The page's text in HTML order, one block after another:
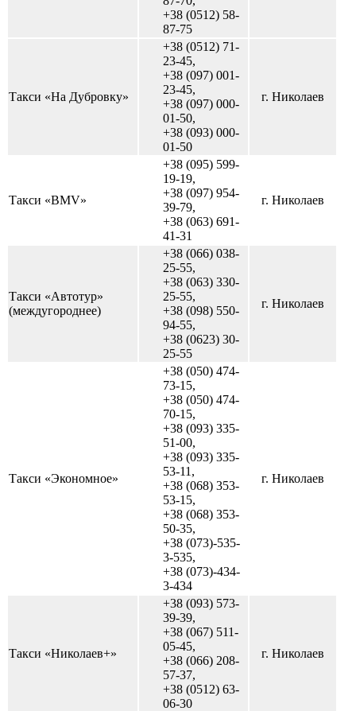
+38 (0512) 58-
87-75
Такси «На Дубровку»
+38 (0512) 71-
23-45,
+38 (097) 001-
23-45,
+38 (097) 000-
01-50,
+38 (093) 000-
01-50
г. Николаев
Такси «BMV»
+38 (095) 599-
19-19,
+38 (097) 954-
39-79,
+38 (063) 691-
41-31
г. Николаев
Такси «Автотур»
(междугороднее)
+38 (066) 038-
25-55,
+38 (063) 330-
25-55,
+38 (098) 550-
94-55,
+38 (0623) 30-
25-55
г. Николаев
Такси «Экономное»
+38 (050) 474-
73-15,
+38 (050) 474-
70-15,
+38 (093) 335-
51-00,
+38 (093) 335-
53-11,
+38 (068) 353-
53-15,
+38 (068) 353-
50-35,
+38 (073)-535-
3-535,
+38 (073)-434-
3-434
г. Николаев
Такси «Николаев+»
+38 (093) 573-
39-39,
+38 (067) 511-
05-45,
+38 (066) 208-
57-37,
+38 (0512) 63-
06-30
г. Николаев